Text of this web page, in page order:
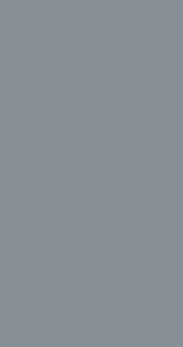
원 혜택을 받아보세요
원 혜택을 받아보세요